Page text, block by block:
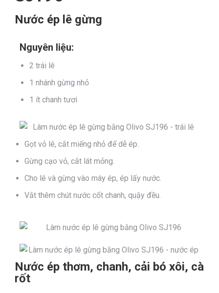
Nước ép lê gừng
Nguyên liệu:
2 trái lê
1 nhánh gừng nhỏ
1 ít chanh tươi
Gọt vỏ lê, cắt miếng nhỏ để dễ ép.
Gừng cạo vỏ, cắt lát mỏng.
Cho lê và gừng vào máy ép, ép lấy nước.
Vắt thêm chút nước cốt chanh, quậy đều.
Nước ép thơm, chanh, cải bó xôi, cà
rốt